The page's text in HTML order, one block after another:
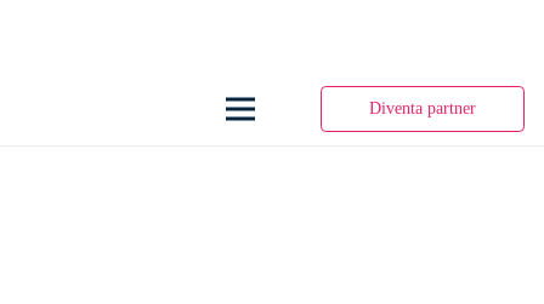
Diventa partner